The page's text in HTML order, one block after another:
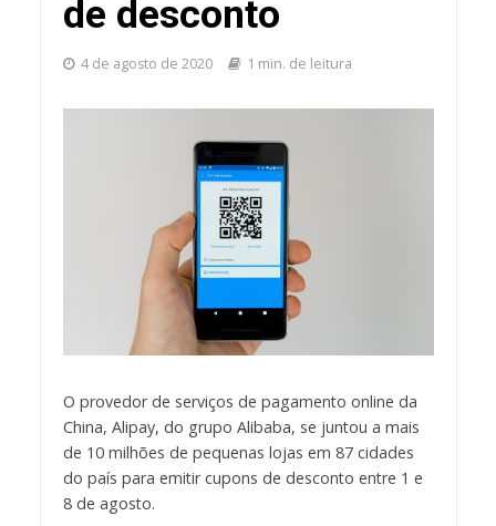
de desconto
4 de agosto de 2020 1 min. de leitura
O provedor de serviços de pagamento online da
China, Alipay, do grupo Alibaba, se juntou a mais
de 10 milhões de pequenas lojas em 87 cidades
do país para emitir cupons de desconto entre 1 e
8 de agosto.